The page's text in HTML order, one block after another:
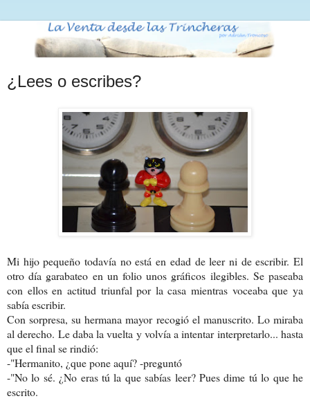
¿Lees o escribes?
Mi hijo pequeño todavía no está en edad de leer ni de escribir. El
otro día garabateo en un folio unos gráficos ilegibles. Se paseaba
con ellos en actitud triunfal por la casa mientras voceaba que ya
sabía escribir.
Con sorpresa, su hermana mayor recogió el manuscrito. Lo miraba
al derecho. Le daba la vuelta y volvía a intentar interpretarlo... hasta
que el final se rindió:
-"Hermanito, ¿que pone aquí? -preguntó
-"No lo sé. ¿No eras tú la que sabías leer? Pues dime tú lo que he
escrito.